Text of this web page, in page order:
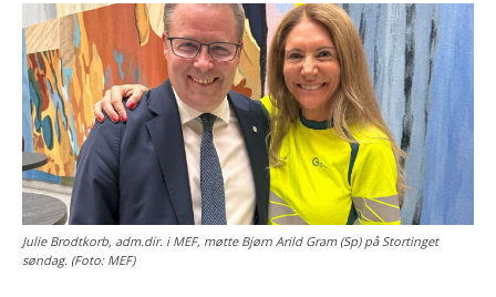
Julie Brodtkorb, adm.dir. i MEF, møtte Bjørn Arild Gram (Sp) på Stortinget
søndag. (Foto: MEF)